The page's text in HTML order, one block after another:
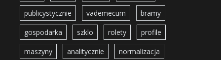
publicystycznie vademecum bramy
gospodarka szklo rolety profile
maszyny analitycznie normalizacja